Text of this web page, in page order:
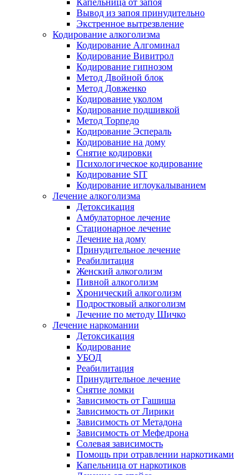
Капельница от запоя
Вывод из запоя принудительно
Экстренное вытрезвление
Кодирование алкоголизма
Кодирование Алгоминал
Кодирование Вивитрол
Кодирование гипнозом
Метод Двойной блок
Метод Довженко
Кодирование уколом
Кодирование подшивкой
Метод Торпедо
Кодирование Эспераль
Кодирование на дому
Снятие кодировки
Психологическое кодирование
Кодирование SIT
Кодирование иглоукалыванием
Лечение алкоголизма
Детоксикация
Амбулаторное лечение
Стационарное лечение
Лечение на дому
Принудительное лечение
Реабилитация
Женский алкоголизм
Пивной алкоголизм
Хронический алкоголизм
Подростковый алкоголизм
Лечение по методу Шичко
Лечение наркомании
Детоксикация
Кодирование
УБОД
Реабилитация
Принудительное лечение
Снятие ломки
Зависимость от Гашиша
Зависимость от Лирики
Зависимость от Метадона
Зависимость от Мефедрона
Солевая зависимость
Помощь при отравлении наркотиками
Капельница от наркотиков